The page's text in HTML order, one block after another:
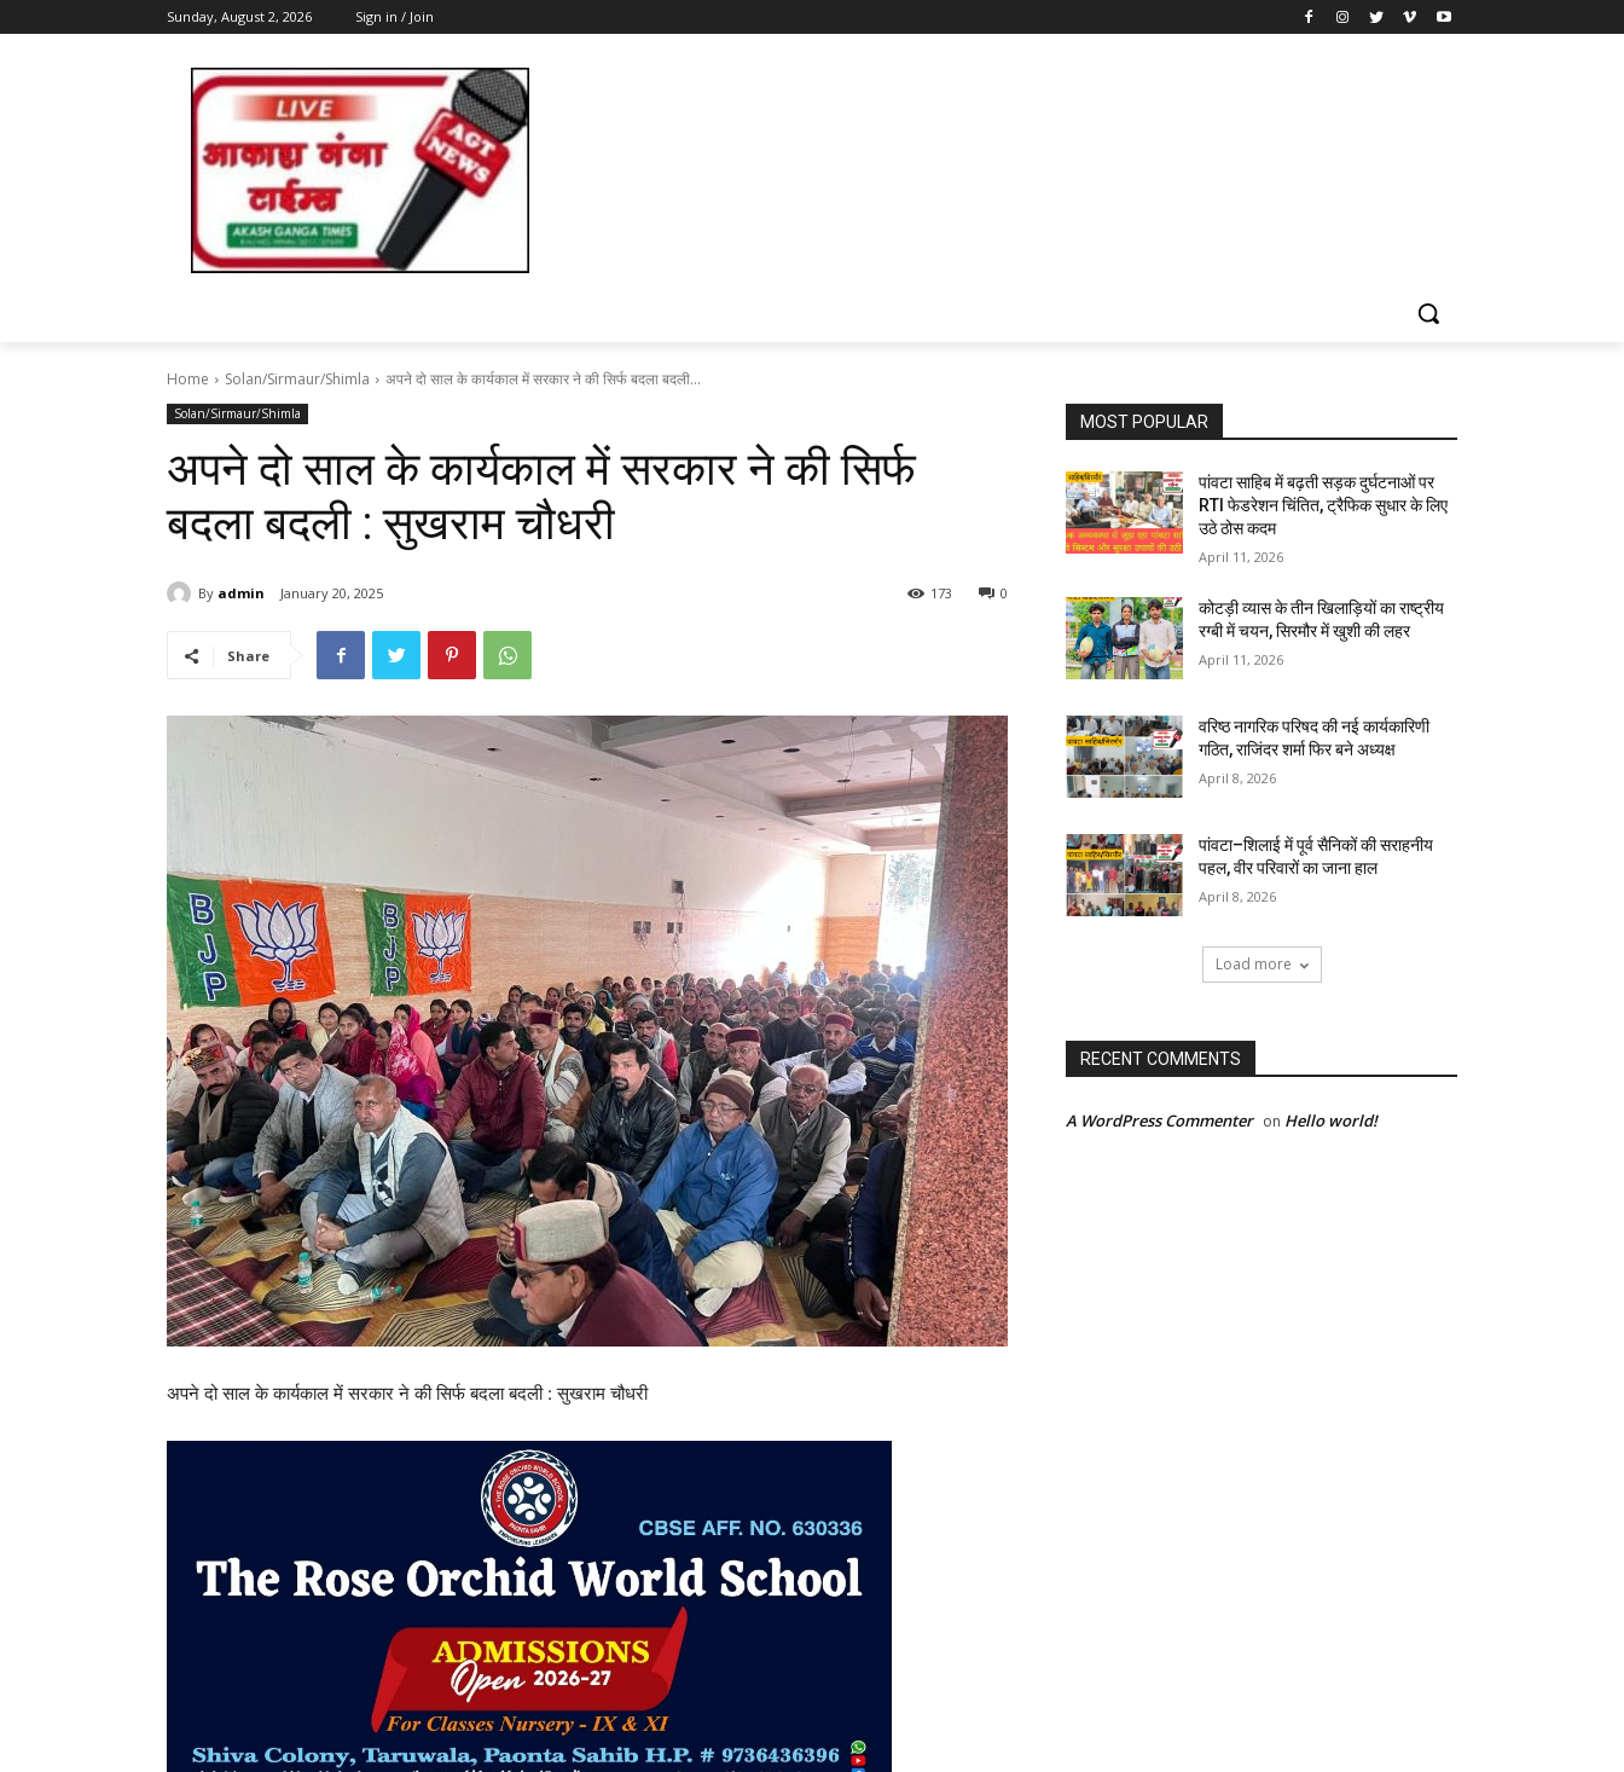
Sunday, August 2, 2026 Sign in / Join
Home Solan/Sirmaur/Shimla अपने दो साल के कार्यकाल में सरकार ने की सिर्फ बदला बदली...
Solan/Sirmaur/Shimla
अपने दो साल के कार्यकाल में सरकार ने की सिर्फ
बदला बदली : सुखराम चौधरी
By admin January 20, 2025 0
173
Share
अपने दो साल के कार्यकाल में सरकार ने की सिर्फ बदला बदली : सुखराम चौधरी
MOST POPULAR
पांवटा साहिब में बढ़ती सड़क दुर्घटनाओं पर
RTI फेडरेशन चिंतित, ट्रैफिक सुधार के लिए
उठे ठोस कदम
April 11, 2026
कोटड़ी व्यास के तीन खिलाड़ियों का राष्ट्रीय
रग्बी में चयन, सिरमौर में खुशी की लहर
April 11, 2026
वरिष्ठ नागरिक परिषद की नई कार्यकारिणी
गठित, राजिंदर शर्मा फिर बने अध्यक्ष
April 8, 2026
पांवटा–शिलाई में पूर्व सैनिकों की सराहनीय
पहल, वीर परिवारों का जाना हाल
April 8, 2026
Load more
RECENT COMMENTS
A WordPress Commenter on Hello world!